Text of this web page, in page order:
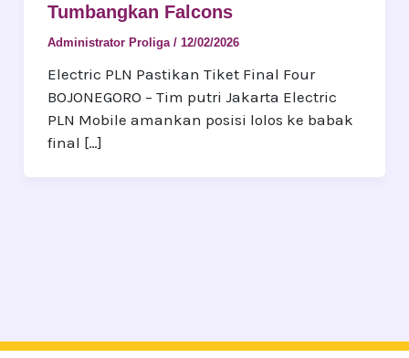
Tumbangkan Falcons
Administrator Proliga / 12/02/2026
Electric PLN Pastikan Tiket Final Four
BOJONEGORO – Tim putri Jakarta Electric
PLN Mobile amankan posisi lolos ke babak
final […]